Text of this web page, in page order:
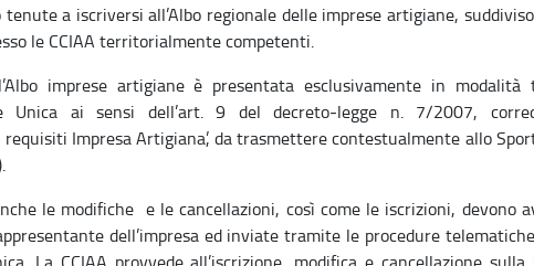
a iscriversi all’Albo regionale delle imprese artigiane,
le CCIAA territorialmente competenti.
imprese artigiane è presentata esclusivamente in modalità
Unica ai sensi dell’art. 9 del decreto‐legge n. 7/2007,
requisiti Impresa Artigiana’, da trasmettere contestualmente allo
le modifiche e le cancellazioni, così come le iscrizioni, devono
dell’impresa ed inviate tramite le procedure
La CCIAA provvede all’iscrizione, modifica e cancellazione sulla